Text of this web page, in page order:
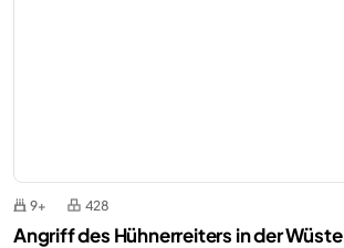
9+ 428
Angriff des Hühnerreiters in der Wüste